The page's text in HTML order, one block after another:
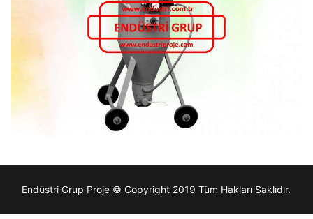
Endüstri Grup Proje © Copyright 2019 Tüm Hakları Saklıdır.